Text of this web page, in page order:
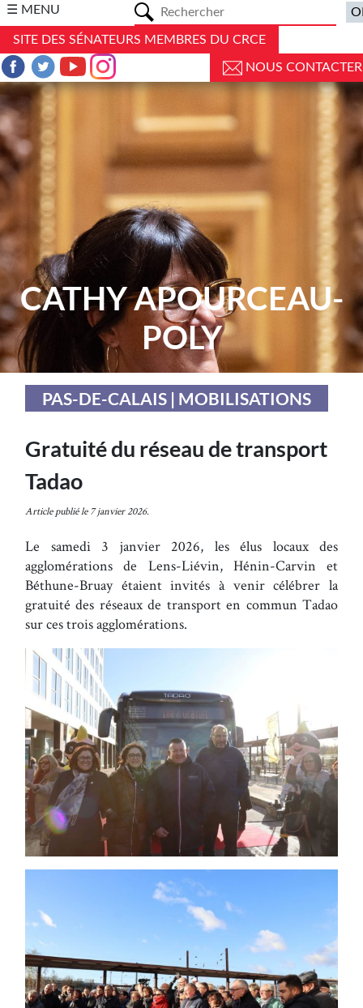
☰ MENU
SITE DES SÉNATEURS MEMBRES DU CRCE
NOUS CONTACTER
CATHY APOURCEAU-
POLY
PAS-DE-CALAIS | MOBILISATIONS
Gratuité du réseau de transport
Tadao
Article publié le 7 janvier 2026.
Le samedi 3 janvier 2026, les élus locaux des
agglomérations de Lens-Liévin, Hénin-Carvin et
Béthune-Bruay étaient invités à venir célébrer la
gratuité des réseaux de transport en commun Tadao
sur ces trois agglomérations.